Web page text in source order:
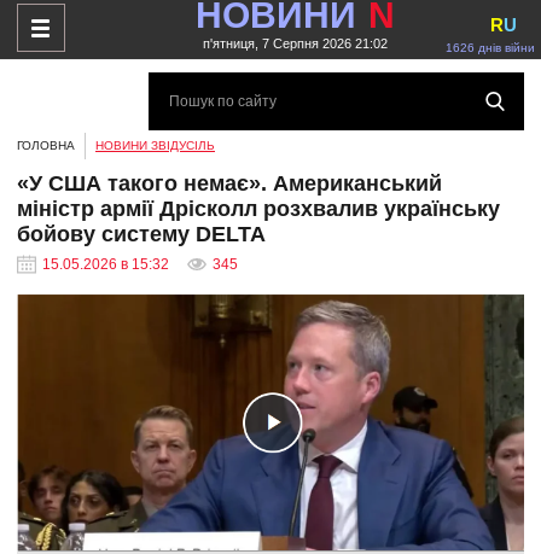
НОВИНИ N
п'ятниця, 7 Серпня 2026 21:02 1626 днів війни
RU
ГОЛОВНА НОВИНИ ЗВІДУСІЛЬ
«У США такого немає». Американський
міністр армії Дрісколл розхвалив українську
бойову систему DELTA
15.05.2026 в 15:32 345